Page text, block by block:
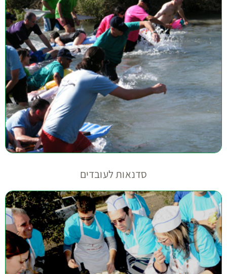
סדנאות לעובדים